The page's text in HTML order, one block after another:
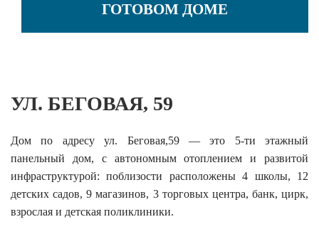
ГОТОВОМ ДОМЕ
УЛ. БЕГОВАЯ, 59
Дом по адресу ул. Беговая,59 — это 5-ти этажный
панельный дом, с автономным отоплением и развитой
инфраструктурой: поблизости расположены 4 школы, 12
детских садов, 9 магазинов, 3 торговых центра, банк, цирк,
взрослая и детская поликлиники.